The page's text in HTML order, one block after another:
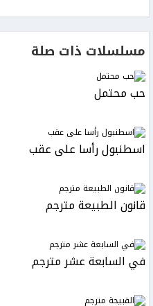
مسلسلات ذات صلة
حب محتمل
اسطنبول رأسا على عقب
قانون الطبيعة مترجم
في السابعة عشر مترجم